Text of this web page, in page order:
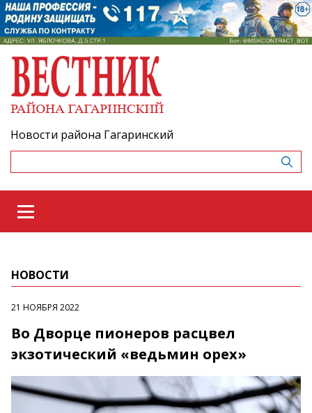
Новости района Гагаринский
НОВОСТИ
21 НОЯБРЯ 2022
Во Дворце пионеров расцвел
экзотический «ведьмин орех»